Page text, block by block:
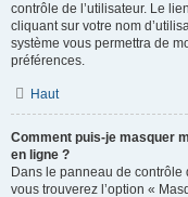
contrôle de l’utilisateur. Le
cliquant sur votre nom
système vous permettra de
préférences.
Haut
Comment puis-je masquer
en ligne ?
Dans le panneau de contrôle
vous trouverez l’option «